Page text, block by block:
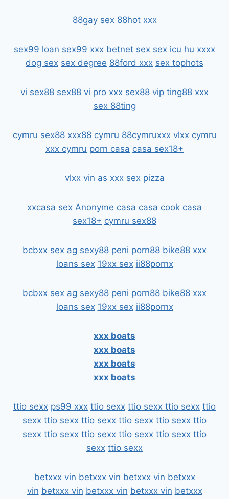
88gay sex 88hot xxx
sex99 loan sex99 xxx betnet sex sex icu hu xxxx
dog sex sex degree 88ford xxx sex tophots
vi sex88 sex88 vi pro xxx sex88 vip ting88 xxx
sex 88ting
cymru sex88 xxx88 cymru 88cymruxxx vlxx cymru
xxx cymru porn casa casa sex18+
vlxx vin as xxx sex pizza
xxcasa sex Anonyme casa casa cook casa
sex18+ cymru sex88
bcbxx sex ag sexy88 peni porn88 bike88 xxx
loans sex 19xx sex ii88pornx
bcbxx sex ag sexy88 peni porn88 bike88 xxx
loans sex 19xx sex ii88pornx
xxx boats
xxx boats
xxx boats
xxx boats
ttio sexx ps99 xxx ttio sexx ttio sexx ttio sexx ttio
sexx ttio sexx ttio sexx ttio sexx ttio sexx ttio
sexx ttio sexx ttio sexx ttio sexx ttio sexx ttio
sexx ttio sexx
betxxx vin betxxx vin betxxx vin betxxx
vin betxxx vin betxxx vin betxxx vin betxxx